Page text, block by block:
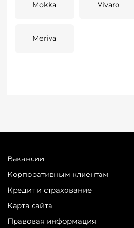
Mokka Vivaro
Meriva
Вакансии
Корпоративным клиентам
Кредит и страхование
Карта сайта
Правовая информация